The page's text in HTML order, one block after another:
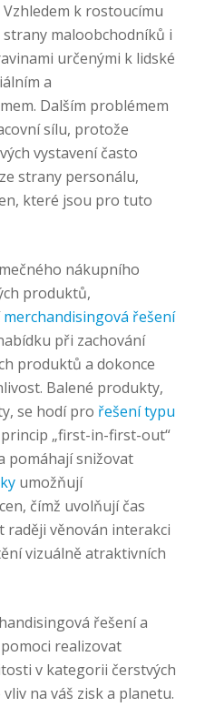
k rostoucímu
maloobchodníků i
určenými k lidské
a
Dalším problémem
sílu, protože
vystavení často
strany personálu,
které jsou pro tuto
nákupního
produktů,
merchandisingová řešení
při zachování
produktů a dokonce
Balené produkty,
se hodí pro řešení typu
„first-in-first-out“
pomáhají snižovat
umožňují
čímž uvolňují čas
raději věnován interakci
vizuálně atraktivních
řešení a
realizovat
v kategorii čerstvých
na váš zisk a planetu.